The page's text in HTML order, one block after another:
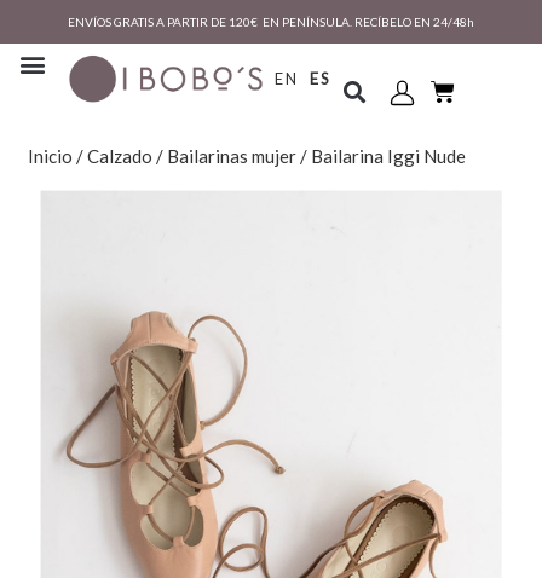
ENVÍOS GRATIS A PARTIR DE 120€ EN PENÍNSULA. RECÍBELO EN 24/48h
EN ES
Inicio /Calzado / Bailarinas mujer/ Bailarina Iggi Nude